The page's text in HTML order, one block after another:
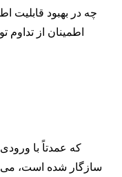
اطمینان از تداوم
سازگار شده است، می